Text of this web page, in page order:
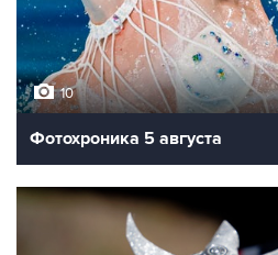
10
Фотохроника 5 августа